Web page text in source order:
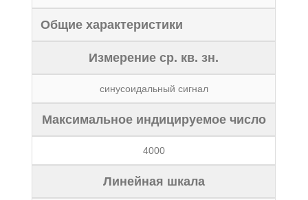
Общие характеристики
Измерение ср. кв. зн.
синусоидальный сигнал
Максимальное индицируемое число
4000
Линейная шкала